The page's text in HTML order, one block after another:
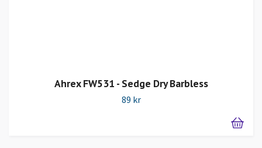
Ahrex FW531 - Sedge Dry Barbless
89 kr